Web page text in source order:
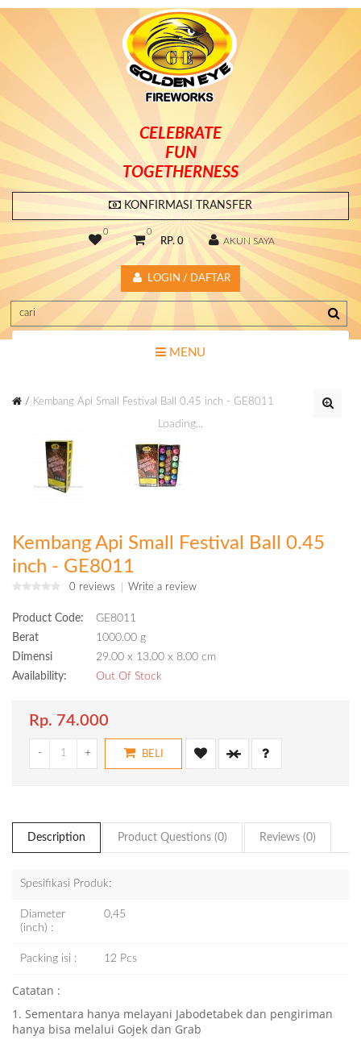
CELEBRATE
FUN
TOGETHERNESS
KONFIRMASI TRANSFER
0 0
RP. 0 AKUN SAYA
LOGIN / DAFTAR
MENU
Kembang Api Small Festival Ball 0.45 inch - GE8011
Loading...
Kembang Api Small Festival Ball 0.45
inch - GE8011
0 reviews Write a review
Product Code:
GE8011
Berat
1000.00 g
Dimensi
29.00 x 13.00 x 8.00 cm
Availability:
Out Of Stock
Rp. 74.000
- + BELI
Description Product Questions (0) Reviews (0)
Spesifikasi Produk:
Diameter
(inch) :
0,45
Packing isi : 12 Pcs
Catatan :
1. Sementara hanya melayani Jabodetabek dan pengiriman
hanya bisa melalui Gojek dan Grab